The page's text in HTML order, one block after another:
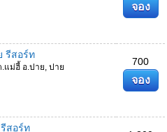
จอง
รีสอร์ท
.แม่ฮี้ อ.ปาย, ปาย 700
จอง
รีสอร์ท